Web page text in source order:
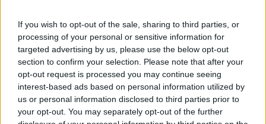
If you wish to opt-out of the sale, sharing to third parties, or
processing of your personal or sensitive information for
targeted advertising by us, please use the below opt-out
section to confirm your selection. Please note that after your
opt-out request is processed you may continue seeing
interest-based ads based on personal information utilized by
us or personal information disclosed to third parties prior to
your opt-out. You may separately opt-out of the further
θέσεων πάρκινγκ.
Το συνολικό ύψος της δωρεάς ανέρχεται σε 15
εκατομμύρια ευρώ. Είναι η τρίτη Μονάδα
Ημερήσιας Νοσηλείας για ογκολογικούς
ασθενείς που κάνει δωρεά η οικογένεια Λάτση
στο ΕΣΥ. Έχουν προηγηθεί οι αντίστοιχες